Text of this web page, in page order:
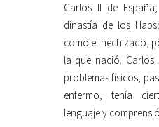
Carlos II de
dinastía de los
como el hechizado,
la que nació.
problemas físicos,
enfermo, tenía
lenguaje y